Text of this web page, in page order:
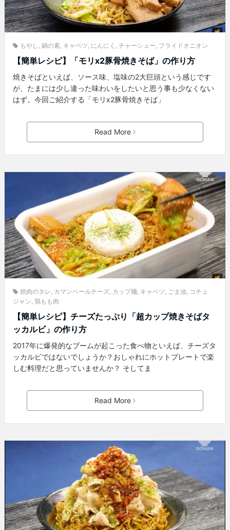
もやし , 鍋の素, キャベツ, にんにく , チャーシュー, フライドオニオン
【簡単レシピ】「モリx2豚骨焼きそば」の作り方
焼きそばといえば、ソース味、塩味の2大巨頭という感じです
が、たまには少し違った味わいをしたいと思う事も少なくない
はず。今回ご紹介する「モリx2豚骨焼きそば」
Read More
焼肉のタレ, カマンベールチーズ, カップ麺, キャベツ, ごま油, コチュ
ジャン, 鶏もも肉
【簡単レシピ】チーズたっぷり「超カップ焼きそばタ
ッカルビ」の作り方
2017年に爆発的なブームが起こった食べ物といえば、チーズタ
ッカルビではないでしょうか？おしゃれにホットプレートで楽
しむ料理だと思っていませんか？ そしてま
Read More